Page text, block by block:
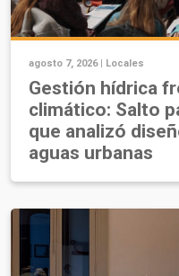
agosto 7, 2026 | Locales
Gestión hídrica
climático: Salto
que analizó
aguas urbanas